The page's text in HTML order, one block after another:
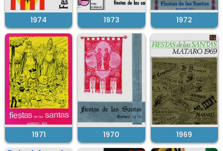
1974 1973 1972
1971 1970 1969